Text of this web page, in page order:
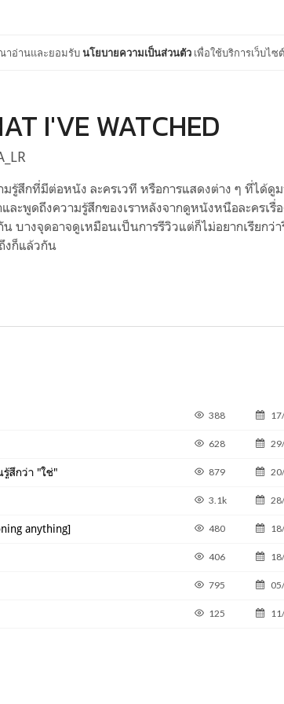
าอ่านและยอมรับนโยบายความเป็นส่วนตัว เพื่อใช้บริการเว็บไซต์
I'VE WATCHED
มรู้สึกที่มีต่อหนัง ละครเวที หรือการแสดงต่าง ๆ ที่ได้ดู
และพูดถึงความรู้สึกของเราหลังจากดูหนังหนือละครเรื่
บางจุดอาจดูเหมือนเป็นการรีวิวแต่ก็ไม่อยากเรียกว่า
งก็แล้วกัน
388
628
รู้สึกว่า "ใช่" 879
3.1k
anything] 480
406
795
125